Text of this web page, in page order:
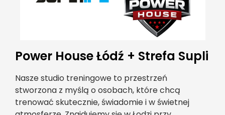
Power House Łódź + Strefa Supli
Nasze studio treningowe to przestrzeń
stworzona z myślą o osobach, które chcą
trenować skutecznie, świadomie i w świetnej